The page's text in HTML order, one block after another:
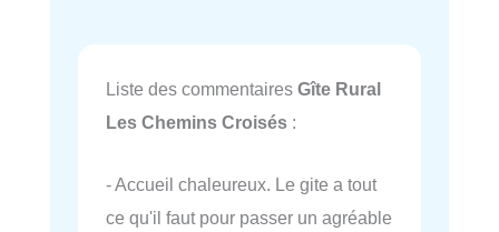
Liste des commentaires Gîte Rural
Les Chemins Croisés :
- Accueil chaleureux. Le gite a tout
ce qu'il faut pour passer un agréable